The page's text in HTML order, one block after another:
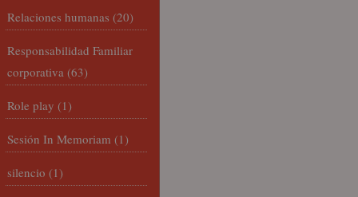
Relaciones humanas (20)
Responsabilidad Familiar
corporativa (63)
Role play (1)
Sesión In Memoriam (1)
silencio (1)